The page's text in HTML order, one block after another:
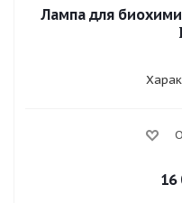
Лампа для
16